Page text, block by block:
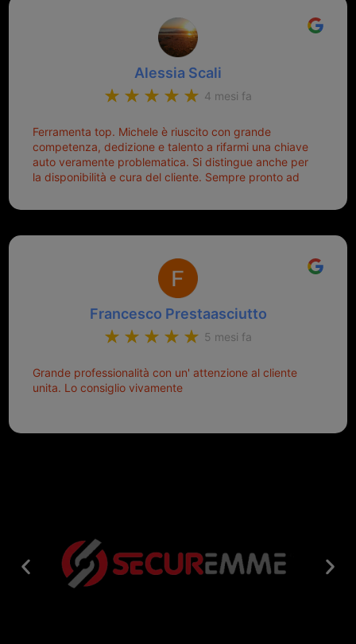
Alessia Scali
4 mesi fa
Ferramenta top. Michele è riuscito con grande
competenza, dedizione e talento a rifarmi una chiave
auto veramente problematica. Si distingue anche per
la disponibilità e cura del cliente. Sempre pronto ad
Francesco Prestaasciutto
5 mesi fa
Grande professionalità con un' attenzione al cliente
unita. Lo consiglio vivamente